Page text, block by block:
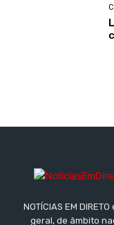
NOTÍCIAS EM
geral, de âmbito